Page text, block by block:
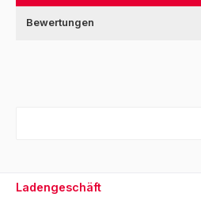
Bewertungen
Ladengeschäft